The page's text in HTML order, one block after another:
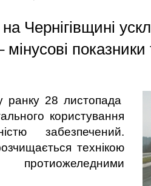
Чернігівщині
мінусові
28 листопада
користування
забезпечений.
технікою
протиожеледними